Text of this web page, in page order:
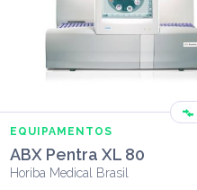
EQUIPAMENTOS
ABX Pentra XL 80
Horiba Medical Brasil